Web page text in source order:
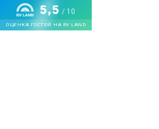
5,5 / 10
ОЦЕНКА ГОСТЕЙ НА RV LAND